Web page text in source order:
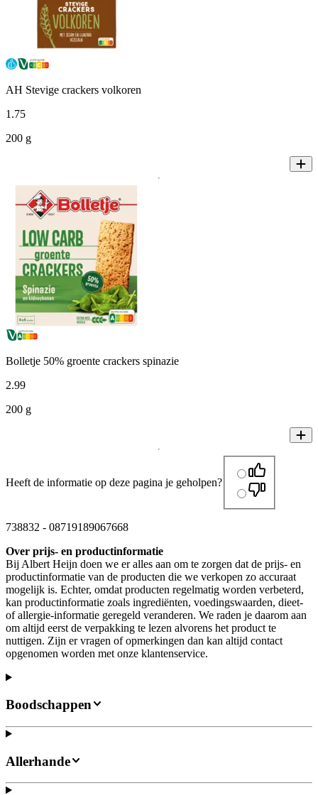
AH Stevige crackers volkoren
1 .75
200 g
Bolletje 50% groente crackers spinazie
2.99
200 g
Heeft de informatie op deze pagina je geholpen?
738832 - 08719189067668
Over prijs- en productinformatie
Bij Albert Heijn doen we er alles aan om te zorgen dat de prijs- en
productinformatie van de producten die we verkopen zo accuraat
mogelijk is. Echter, omdat producten regelmatig worden verbeterd,
kan productinformatie zoals ingrediënten, voedingswaarden, dieet-
of allergie-informatie geregeld veranderen. We raden je daarom aan
om altijd eerst de verpakking te lezen alvorens het product te
nuttigen. Zijn er vragen of opmerkingen dan kan altijd contact
opgenomen worden met onze klantenservice.
Boodschappen
Allerhande